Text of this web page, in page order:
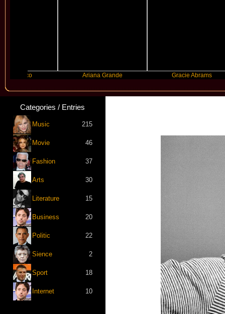
Ariana Grande Gracie Abrams
Categories / Entries
Music 215
Movie 46
Fashion 37
Arts 30
Literature 15
Business 20
Politic 22
Sience 2
Sport 18
Internet 10